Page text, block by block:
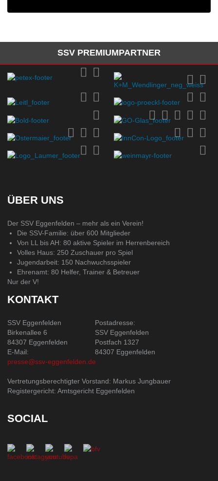
SSV PREMIUMPARTNER
ÜBER UNS
Der SSV Eggenfelden – mehr als ein Verein!
Die SSV-Familie: über 600 Mitglieder
Von LL bis AH: 80 aktive Spieler im Herrenbereich
Volles Haus: 250 Zuschauer pro Spiel
Jugendarbeit: 150 Nachwuchsspieler
Ehrenamt: 80 Helfer, Trainer & Betreuer
Nur der V!
KONTAKT
SSV Eggenfelden
Birkenallee 6
84307 Eggenfelden
E-Mail:
presse@ssv-eggenfelden.de
Postadresse:
SSV Eggenfelden
Postfach 1327
84307 Eggenfelden
Vertretungsberechtigter Vorstand: Markus Jungbauer
Registergericht: Amtsgericht Eggenfelden
SOCIAL